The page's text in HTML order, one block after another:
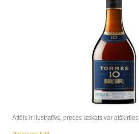
Attēls ir ilustratīvs, preces izskats var atšķirties